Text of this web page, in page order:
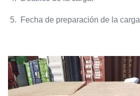
5. Fecha de preparación de la carga